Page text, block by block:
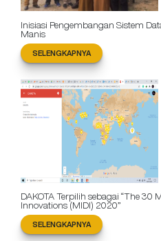
Inisiasi Pengembangan Sistem
Manis
SELENGKAPNYA
DAKOTA Terpilih sebagai “The 30
Innovations (MIDI) 2020”
SELENGKAPNYA